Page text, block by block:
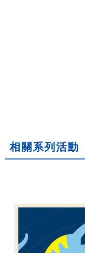
相關系列活動